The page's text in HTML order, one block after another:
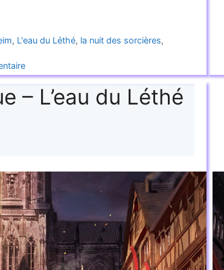
, L'eau du Léthé, la nuit des sorcières,
– L’eau du Léthé